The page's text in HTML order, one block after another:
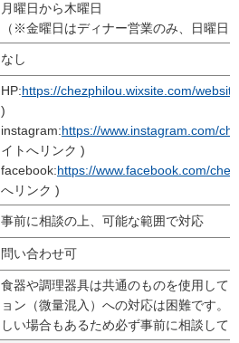
月曜日から木曜日
（※金曜日はディナー営業のみ、日曜日
なし
HP:https://chezphilou.wixsite.com/
)
instagram:https://www.instagram.com/
イトへリンク )
facebook:https://www.facebook.com/
へリンク )
事前に相談の上、可能な範囲で対応
問い合わせ可
食器や調理器具は共通のものを使用して
ョン（微量混入）への対応は困難です。
しい場合もあるため必ず事前に相談して